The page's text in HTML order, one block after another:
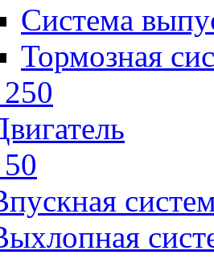
Система
Тормозная